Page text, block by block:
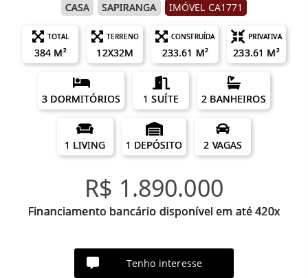
CASA SAPIRANGA IMÓVEL CA1771
TOTAL
384 M²
TERRENO
12X32M
CONSTRUÍDA
233.61 M²
PRIVATIVA
233.61 M²
3 DORMITÓRIOS 1 SUÍTE 2 BANHEIROS
1 LIVING 1 DEPÓSITO 2 VAGAS
R$ 1.890.000
Financiamento bancário disponível em até 420x
Tenho interesse